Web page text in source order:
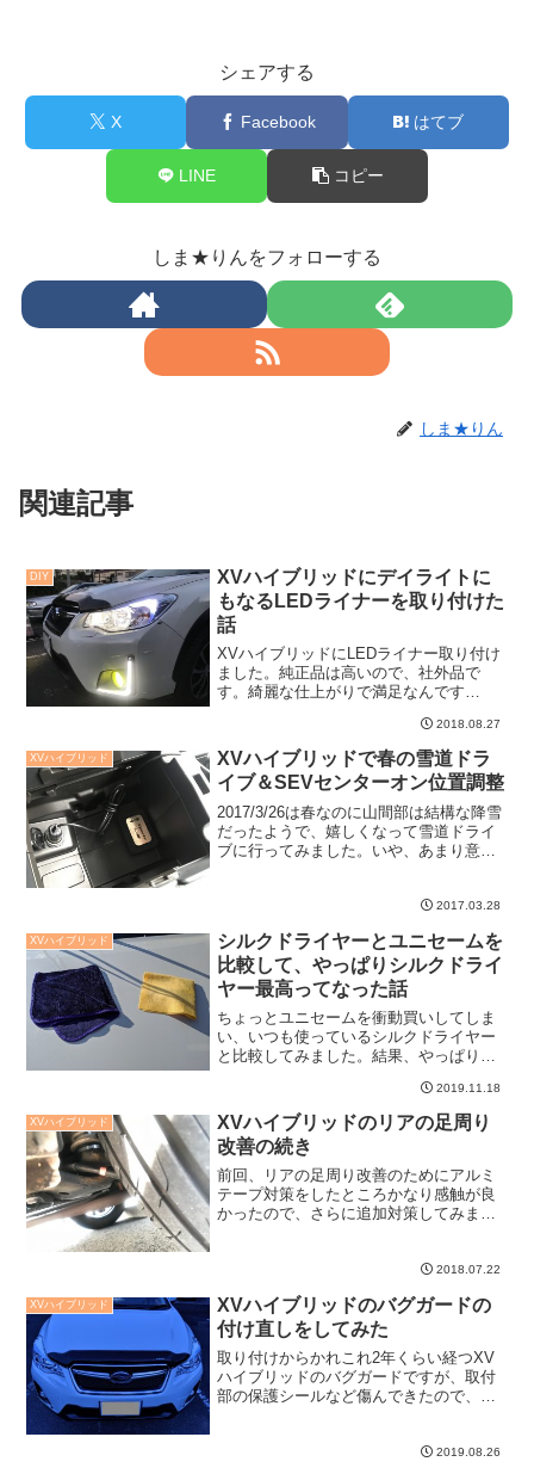
シェアする
X Facebook はてブ
LINE コピー
しま★りんをフォローする
しま★りん
関連記事
DIY
XVハイブリッドにデイライトに
もなるLEDライナーを取り付けた
話
XVハイブリッドにLEDライナー取り付け
ました。純正品は高いので、社外品で
す。綺麗な仕上がりで満足なんです
2018.08.27
XVハイブリッド
XVハイブリッドで春の雪道ドラ
イブ＆SEVセンターオン位置調整
2017/3/26は春なのに山間部は結構な降雪
だったようで、嬉しくなって雪道ドライ
ブに行ってみました。いや、あまり意味
2017.03.28
XVハイブリッド
シルクドライヤーとユニセームを
比較して、やっぱりシルクドライ
ヤー最高ってなった話
ちょっとユニセームを衝動買いしてしま
い、いつも使っているシルクドライヤー
と比較してみました。結果、やっぱりシ
2019.11.18
XVハイブリッド
XVハイブリッドのリアの足周り
改善の続き
前回、リアの足周り改善のためにアルミ
テープ対策をしたところかなり感触が良
かったので、さらに追加対策してみまし
2018.07.22
XVハイブリッド
XVハイブリッドのバグガードの
付け直しをしてみた
取り付けからかれこれ2年くらい経つXV
ハイブリッドのバグガードですが、取付
部の保護シールなど傷んできたので、付
ちゃんとバグガード外して洗車します。
2019.08.26